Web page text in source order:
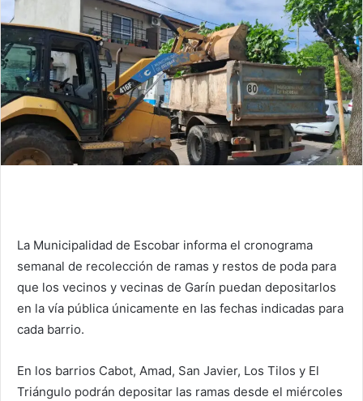
La Municipalidad de Escobar informa el cronograma
semanal de recolección de ramas y restos de poda para
que los vecinos y vecinas de Garín puedan depositarlos
en la vía pública únicamente en las fechas indicadas para
cada barrio.
En los barrios Cabot, Amad, San Javier, Los Tilos y El
Triángulo podrán depositar las ramas desde el miércoles